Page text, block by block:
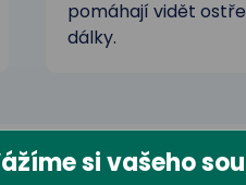
pomáhají vidět
dálky.
si vašeho